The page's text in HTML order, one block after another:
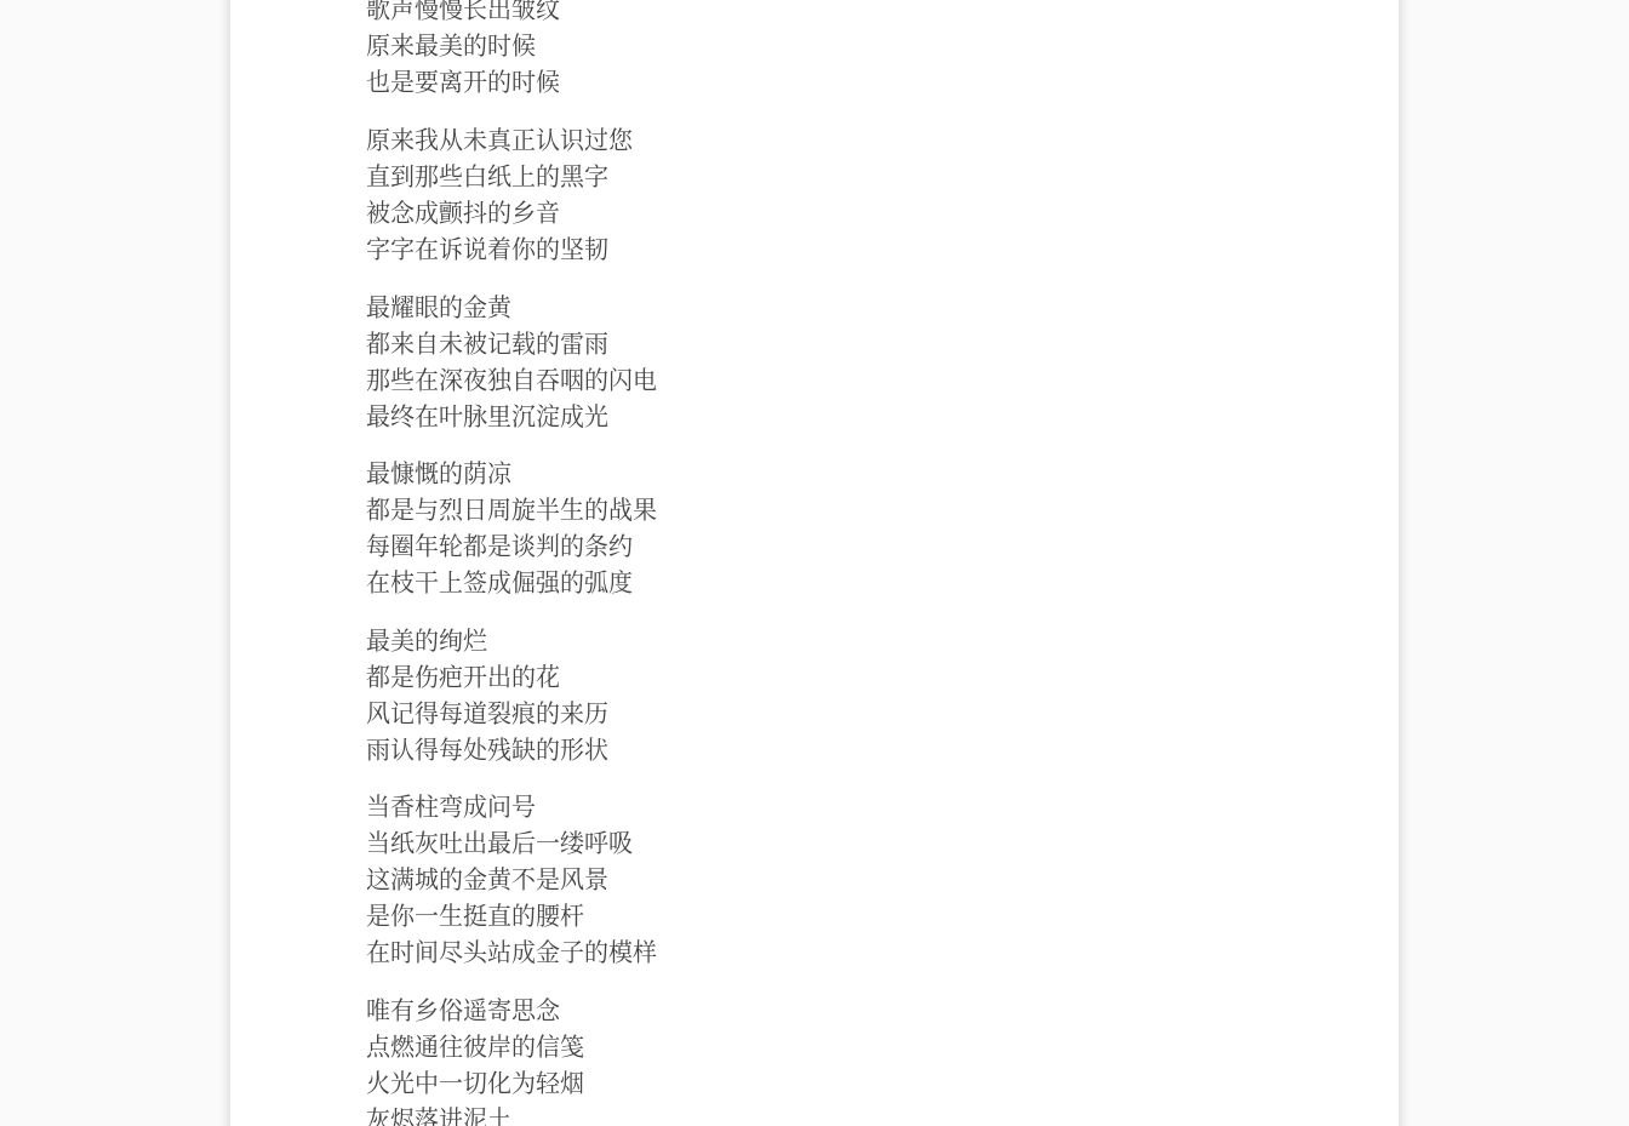
歌声慢慢长出皱纹
原来最美的时候
也是要离开的时候
原来我从未真正认识过您
直到那些白纸上的黑字
被念成颤抖的乡音
字字在诉说着你的坚韧
最耀眼的金黄
都来自未被记载的雷雨
那些在深夜独自吞咽的闪电
最终在叶脉里沉淀成光
最慷慨的荫凉
都是与烈日周旋半生的战果
每圈年轮都是谈判的条约
在枝干上签成倔强的弧度
最美的绚烂
都是伤疤开出的花
风记得每道裂痕的来历
雨认得每处残缺的形状
当香柱弯成问号
当纸灰吐出最后一缕呼吸
这满城的金黄不是风景
是你一生挺直的腰杆
在时间尽头站成金子的模样
唯有乡俗遥寄思念
点燃通往彼岸的信笺
火光中一切化为轻烟
灰烬落进泥土